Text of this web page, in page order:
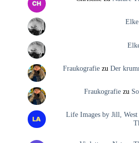
Elke
Fraukografiezu Der
Fraukografiezu
Life Images by Jill, West